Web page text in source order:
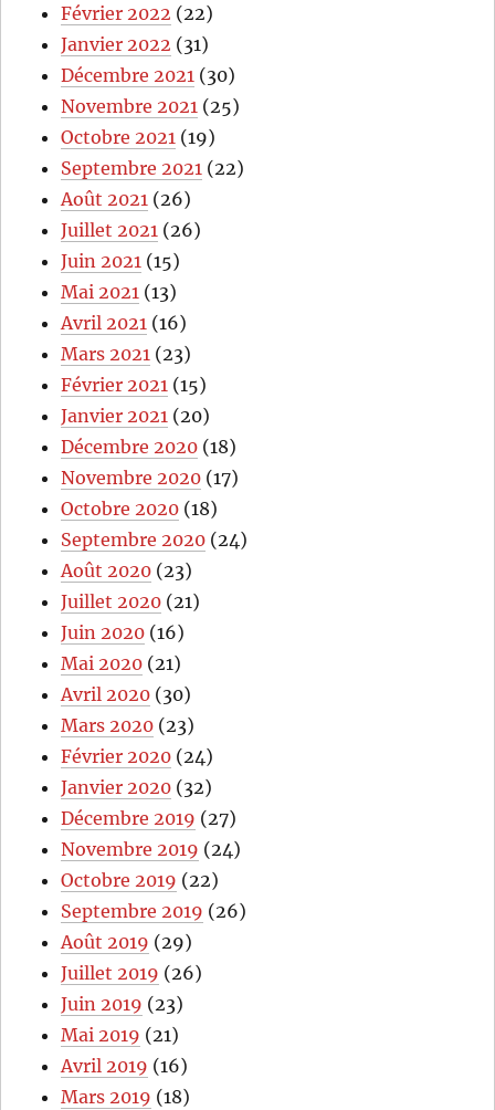
Février 2022 (22)
Janvier 2022 (31)
Décembre 2021 (30)
Novembre 2021 (25)
Octobre 2021 (19)
Septembre 2021 (22)
Août 2021 (26)
Juillet 2021 (26)
Juin 2021 (15)
Mai 2021 (13)
Avril 2021 (16)
Mars 2021 (23)
Février 2021 (15)
Janvier 2021 (20)
Décembre 2020 (18)
Novembre 2020 (17)
Octobre 2020 (18)
Septembre 2020 (24)
Août 2020 (23)
Juillet 2020 (21)
Juin 2020 (16)
Mai 2020 (21)
Avril 2020 (30)
Mars 2020 (23)
Février 2020 (24)
Janvier 2020 (32)
Décembre 2019 (27)
Novembre 2019 (24)
Octobre 2019 (22)
Septembre 2019 (26)
Août 2019 (29)
Juillet 2019 (26)
Juin 2019 (23)
Mai 2019 (21)
Avril 2019 (16)
Mars 2019 (18)